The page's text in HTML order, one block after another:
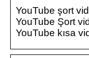
YouTube şort
YouTube Şort
YouTube kısa